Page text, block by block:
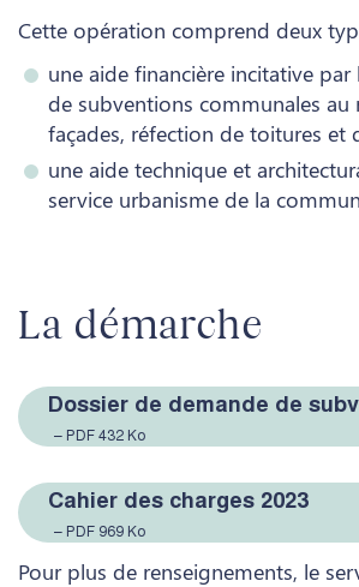
Cette opération comprend deux
une aide financière incitative par
de subventions communales au
façades, réfection de toitures et
une aide technique et
service urbanisme de la
La démarche
Dossier de demande de
– PDF 432 Ko
Cahier des charges 2023
– PDF 969 Ko
Pour plus de renseignements, le